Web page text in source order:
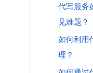
代写服务
见难题？
如何利用
理？